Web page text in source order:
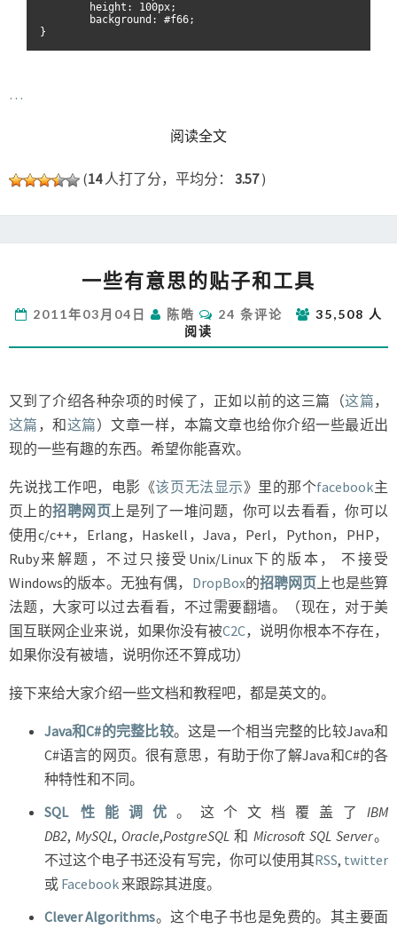
…
阅读全文READ MORE
(14人打了分，平均分： 3.57)
些
意
思
和
工
具
一些有意思的贴子和工具
2011年03月04日 陈皓
评
论
24 条评论
35,508 人
阅读
又到了介绍各种杂项的时候了，正如以前的这三篇（这篇，
这篇 ，和这篇）文章一样，本篇文章也给你介绍一些最近出
现的一些有趣的东西。希望你能喜欢。
先说找工作吧，电影《该页无法显示》里的那个facebook主
页上的招聘网页 上是列了一堆问题，你可以去看看，你可以
使用c/c++，Erlang，Haskell，Java，Perl，Python，PHP，
Ruby来解题，不过只接受Unix/Linux下的版本， 不接受
Windows的版本。无独有偶， DropBox的招聘网页 上也是些算
法题，大家可以过去看看，不过需要翻墙。（现在，对于美
国互联网企业来说，如果你没有被C2C，说明你根本不存在，
如果你没有被墙，说明你还不算成功）
接下来给大家介绍一些文档和教程吧，都是英文的。
Java和C#的完整比较。这是一个相当完整的比较Java和
C#语言的网页。很有意思，有助于你了解Java和C#的各
种特性和不同。
SQL 性能调优 。这个文档覆盖了IBM
DB2, MySQL, Oracle,PostgreSQL 和Microsoft SQL Server。
不过这个电子书还没有写完，你可以使用其RSS, twitter
或 Facebook 来跟踪其进度。
Clever Algorithms。这个电子书也是免费的。其主要面